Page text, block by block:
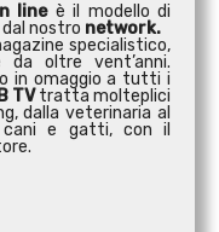
line è il modello di
nostro network.
specialistico,
oltre vent’anni.
in omaggio a tutti i
TVtratta molteplici
dalla veterinaria al
cani e gatti, con il